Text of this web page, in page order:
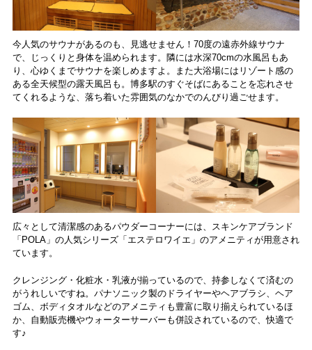
今人気のサウナがあるのも、見逃せません！70度の遠赤外線サウナ
で、じっくりと身体を温められます。隣には水深70cmの水風呂もあ
り、心ゆくまでサウナを楽しめますよ。また大浴場にはリゾート感の
ある全天候型の露天風呂も。博多駅のすぐそばにあることを忘れさせ
てくれるような、落ち着いた雰囲気のなかでのんびり過ごせます。
広々として清潔感のあるパウダーコーナーには、スキンケアブランド
「POLA」の人気シリーズ「エステロワイエ」のアメニティが用意され
ています。
クレンジング・化粧水・乳液が揃っているので、持参しなくて済むの
がうれしいですね。パナソニック製のドライヤーやヘアブラシ、ヘア
ゴム、ボディタオルなどのアメニティも豊富に取り揃えられているほ
か、自動販売機やウォーターサーバーも併設されているので、快適で
す♪